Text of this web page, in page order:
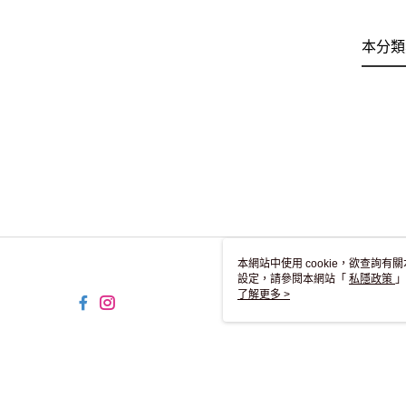
本分
本網站中使用 cookie，欲查詢有
設定，請參閱本網站「 私隱政策
用 cookie。
了解更多 >